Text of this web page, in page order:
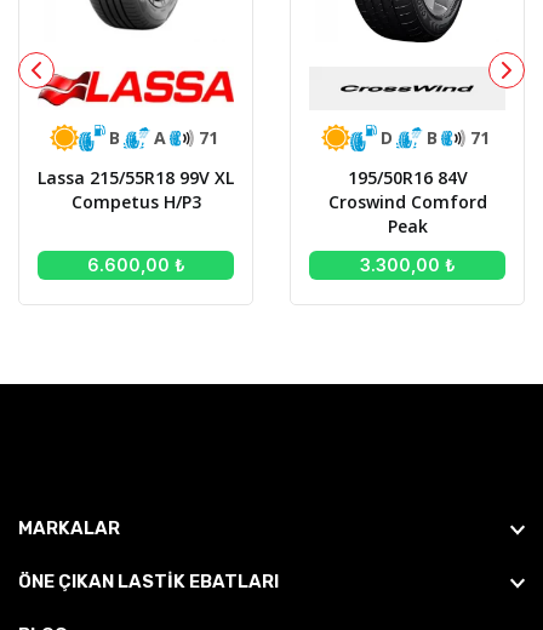
B A
71
Lassa 215/55R18 99V XL
Competus H/P3
6.600,00 ₺
D B
71
195/50R16 84V
Croswind Comford
Peak
3.300,00 ₺
MARKALAR
ÖNE ÇIKAN LASTIK EBATLARI